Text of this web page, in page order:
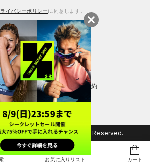
お気に入りリスト カート
イバシーポリシーに同意します。
に基づく通販の表記 会員規約
ーポリシー
DOME Corporation. All Rights Reserved.